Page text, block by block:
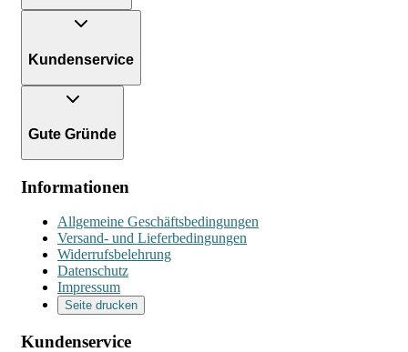
Kundenservice
Gute Gründe
Informationen
Allgemeine Geschäftsbedingungen
Versand- und Lieferbedingungen
Widerrufsbelehrung
Datenschutz
Impressum
Seite drucken
Kundenservice